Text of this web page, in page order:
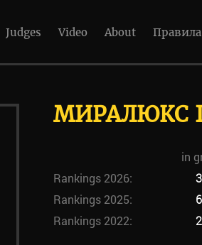
Judges Video About Правила
МИРАЛЮКС
in
Rankings 2026:
Rankings 2025:
Rankings 2022: